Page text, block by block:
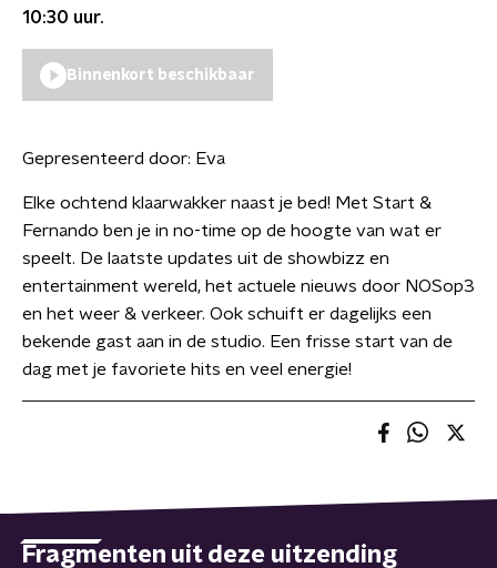
10:30 uur.
Binnenkort beschikbaar
Gepresenteerd door: Eva
Elke ochtend klaarwakker naast je bed! Met Start &
Fernando ben je in no-time op de hoogte van wat er
speelt. De laatste updates uit de showbizz en
entertainment wereld, het actuele nieuws door NOSop3
en het weer & verkeer. Ook schuift er dagelijks een
bekende gast aan in de studio. Een frisse start van de
dag met je favoriete hits en veel energie!
Fragmenten uit deze uitzending